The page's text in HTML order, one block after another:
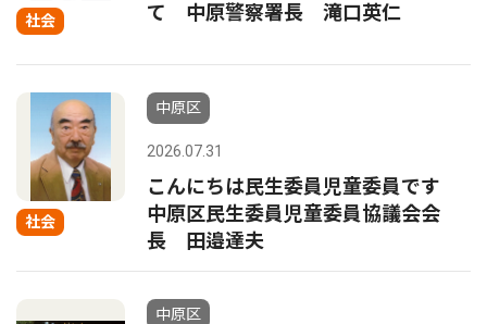
社会
て 中原警察署長 滝口英仁
社会
中原区
2026.07.31
こんにちは民生委員児童委員です
中原区民生委員児童委員協議会会
長 田邉達夫
中原区